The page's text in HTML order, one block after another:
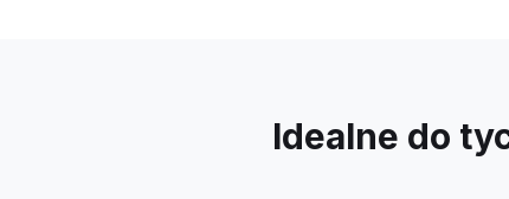
Idealne do